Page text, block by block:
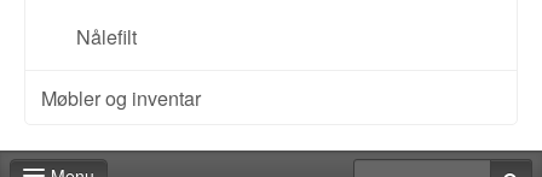
Nålefilt
Møbler og inventar